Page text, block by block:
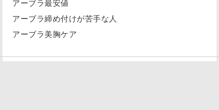
アーブラ最安値
アーブラ締め付けが苦手な人
アーブラ美胸ケア